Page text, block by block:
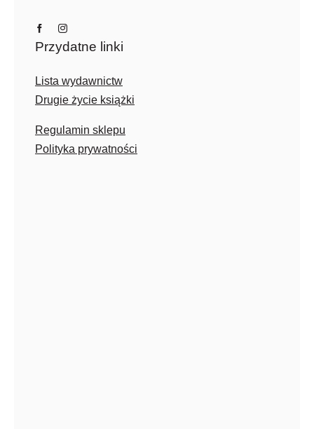
Przydatne linki
Lista wydawnictw
Drugie życie książki
Regulamin sklepu
Polityka prywatności